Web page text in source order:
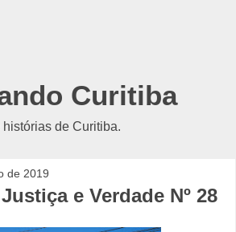
Curitiba
de Curitiba.
de 2019
e Verdade Nº 28